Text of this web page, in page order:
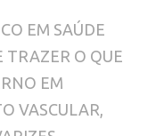
EM SAÚDE
TRAZER O QUE
EM
VASCULAR,